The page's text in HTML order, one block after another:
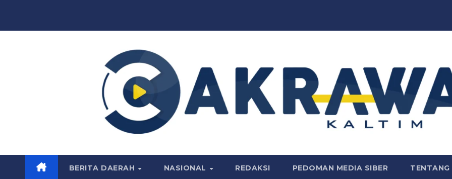
BERITA DAERAH NASIONAL REDAKSI PEDOMAN MEDIA SIBER TENTANG